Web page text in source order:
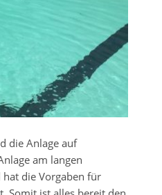
die Anlage auf
am langen
die Vorgaben für